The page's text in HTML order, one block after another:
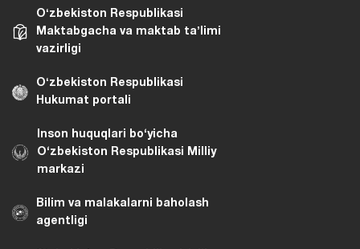
Oʻzbekiston Respublikasi
Maktabgacha va maktab taʼlimi
vazirligi
Oʻzbekiston Respublikasi
Hukumat portali
Inson huquqlari bo‘yicha
O‘zbekiston Respublikasi Milliy
markazi
Bilim va malakalarni baholash
agentligi